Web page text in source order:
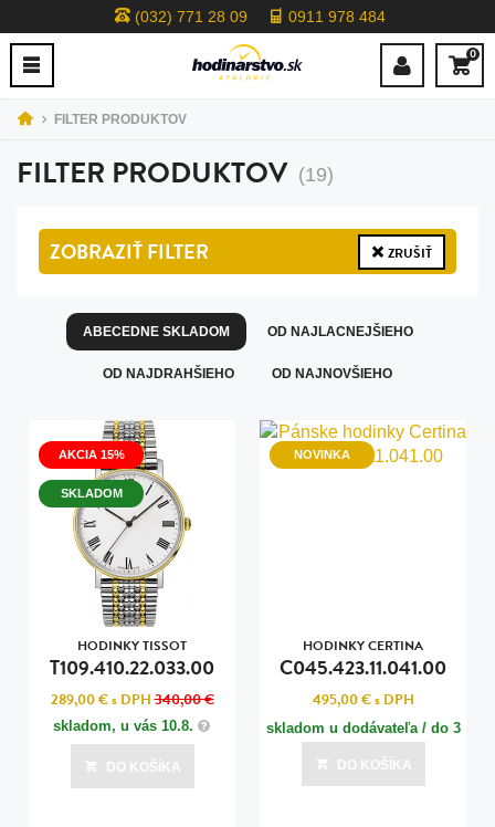
(032) 771 28 09 0911 978 484
0
FILTER PRODUKTOV
FILTER PRODUKTOV (19)
ZOBRAZIŤFILTER ZRUŠIŤ
ABECEDNE SKLADOM OD NAJLACNEJŠIEHO
OD NAJDRAHŠIEHO OD NAJNOVŠIEHO
AKCIA 15%
SKLADOM
HODINKY TISSOT
T109.410.22.033.00
289,00 €s DPH340,00 €
skladom, u vás 10.8.
DO KOŠÍKA
NOVINKA
HODINKY CERTINA
C045.423.11.041.00
495,00 €s DPH
skladom u dodávateľa / do 3
dní
Posledná aktualizácia dnes o 08:00
DO KOŠÍKA